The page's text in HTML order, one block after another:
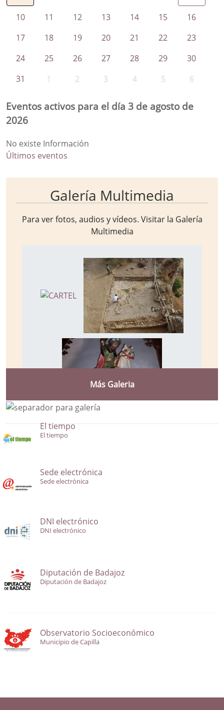
10
11 12 13 14 15
16
17
18 19 20 21 22
23
24
25 26 27 28 29
30
31
1 2 3 4 5 6
Eventos activos para el día 3 de agosto de
2026
No existe Información
Últimos eventos
Galería Multimedia
Para ver fotos, audios y vídeos. Visitar la Galería
Multimedia
Más Galeria
El tiempo
El tiempo
Sede electrónica
Sede electrónica
DNI electrónico
DNI electrónico
Diputación de Badajoz
Diputación de Badajoz
Observatorio Socioeconómico
Municipio de Capilla